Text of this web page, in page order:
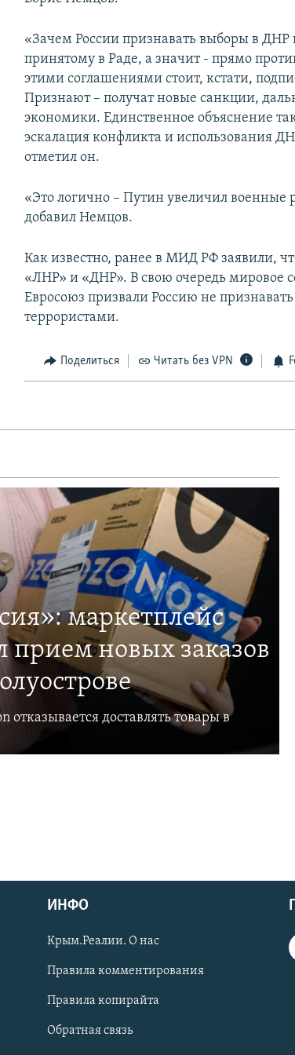
«Зачем России признавать выборы в ДНР
принятому в Раде, а значит - прямо
этими соглашениями стоит, кстати,
Признают – получат новые санкции,
экономики. Единственное объяснение
эскалация конфликта и использования
отметил он.
«Это логично – Путин увеличил
добавил Немцов.
Как известно, ранее в МИД РФ заявили,
«ЛНР» и «ДНР». В свою очередь мировое
Евросоюз призвали Россию не
террористами.
Поделиться Читать без VPN
маркетплейс
прием новых заказов
отказывается доставлять товары в
ИНФО
Крым.Реалии. О нас
Правила комментирования
Правила копирайта
Обратная связь